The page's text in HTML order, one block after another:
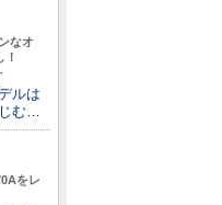
なオ
ルは
む…
をレ